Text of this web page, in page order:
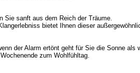
Sie sanft aus dem Reich der Träume.
bietet Ihnen dieser
der Alarm ertönt geht für Sie die Sonne
zum Wohlfühltag.